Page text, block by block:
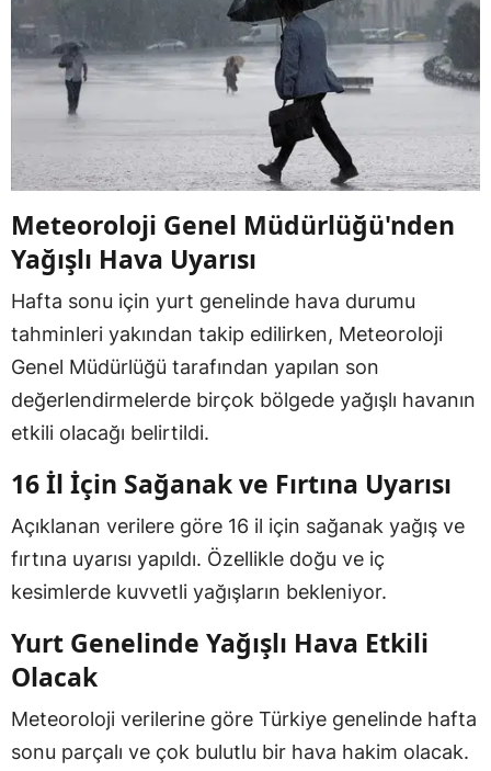
Meteoroloji Genel Müdürlüğü'nden
Yağışlı Hava Uyarısı
Hafta sonu için yurt genelinde hava durumu
tahminleri yakından takip edilirken, Meteoroloji
Genel Müdürlüğü tarafından yapılan son
değerlendirmelerde birçok bölgede yağışlı havanın
etkili olacağı belirtildi.
16 İl İçin Sağanak ve Fırtına Uyarısı
Açıklanan verilere göre 16 il için sağanak yağış ve
fırtına uyarısı yapıldı. Özellikle doğu ve iç
kesimlerde kuvvetli yağışların bekleniyor.
Yurt Genelinde Yağışlı Hava Etkili
Olacak
Meteoroloji verilerine göre Türkiye genelinde hafta
sonu parçalı ve çok bulutlu bir hava hakim olacak.